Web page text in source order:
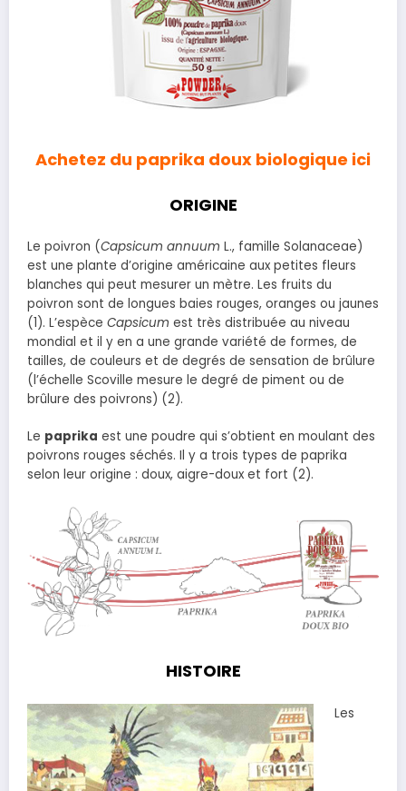
Achetez du paprika doux biologique ici
ORIGINE
Le poivron (Capsicum annuum L., famille Solanaceae)
est une plante d’origine américaine aux petites fleurs
blanches qui peut mesurer un mètre. Les fruits du
poivron sont de longues baies rouges, oranges ou jaunes
(1). L’espèce Capsicum est très distribuée au niveau
mondial et il y en a une grande variété de formes, de
tailles, de couleurs et de degrés de sensation de brûlure
(l’échelle Scoville mesure le degré de piment ou de
brûlure des poivrons) (2).
Le paprika est une poudre qui s’obtient en moulant des
poivrons rouges séchés. Il y a trois types de paprika
selon leur origine : doux, aigre-doux et fort (2).
HISTOIRE
Les